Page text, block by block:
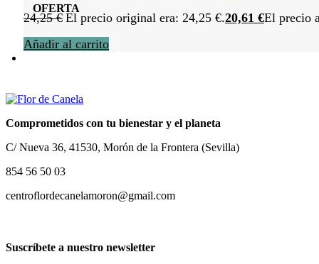
OFERTA
24,25€ El precio original era: 24,25 €.20,61 €El precio
Añadir al carrito
Comprometidos con tu bienestar y el planeta
C/ Nueva 36, 41530, Morón de la Frontera (Sevilla)
854 56 50 03
centroflordecanelamoron@gmail.com
Suscríbete a nuestro newsletter